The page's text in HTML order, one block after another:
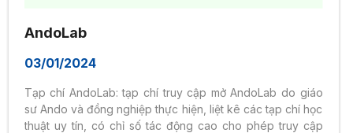
AndoLab
03/01/2024
Tạp chí AndoLab: tạp chí truy cập mở AndoLab do giáo
sư Ando và đồng nghiệp thực hiện, liệt kê các tạp chí học
thuật uy tín, có chỉ số tác động cao cho phép truy cập